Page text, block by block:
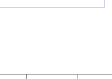
ギフトラッピング